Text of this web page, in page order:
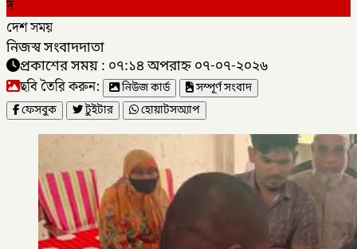
দ
দেশ সময়
নিজস্ব সংবাদদাতা
প্রকাশের সময় : ০৭:১৪ অপরাহ্ন ০৭-০৭-২০২৬
ছবি তৈরি করুন: নিউজ কার্ড
সম্পূর্ণ সংবাদ
ফেসবুক
টুইটার হোয়াটসঅ্যাপ